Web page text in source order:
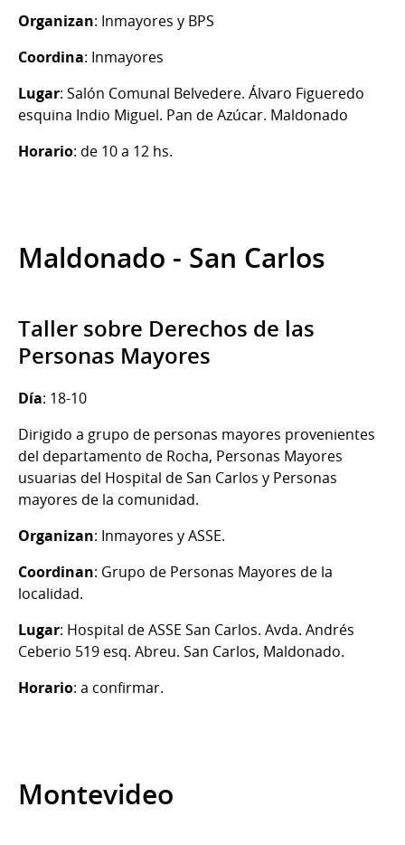
Organizan: Inmayores y BPS
Coordina: Inmayores
Lugar: Salón Comunal Belvedere. Álvaro Figueredo
esquina Indio Miguel. Pan de Azúcar. Maldonado
Horario: de 10 a 12 hs.
Maldonado - San Carlos
Taller sobre Derechos de las
Personas Mayores
Día: 18-10
Dirigido a grupo de personas mayores provenientes
del departamento de Rocha, Personas Mayores
usuarias del Hospital de San Carlos y Personas
mayores de la comunidad.
Organizan: Inmayores y ASSE.
Coordinan: Grupo de Personas Mayores de la
localidad.
Lugar: Hospital de ASSE San Carlos. Avda. Andrés
Ceberio 519 esq. Abreu. San Carlos, Maldonado.
Horario: a confirmar.
Montevideo